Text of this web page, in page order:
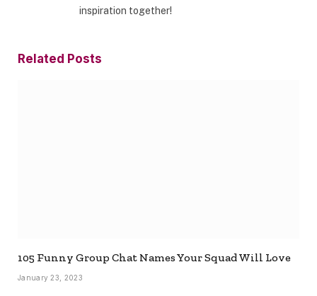
inspiration together!
Related Posts
105 Funny Group Chat Names Your Squad Will Love
January 23, 2023